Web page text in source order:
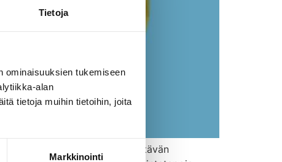
Tietoja
ominaisuuksien tukemiseen
alan
tietoja muihin tietoihin, joita
Markkinointi
seuroja toimimaan kestävän